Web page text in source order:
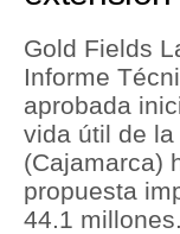
Finanzas
Inmobiliarias
Plus G
Opinión
Gold Fields
Informe
aprobada
vida útil de
(Cajamarca)
propuesta
44.1 millones.